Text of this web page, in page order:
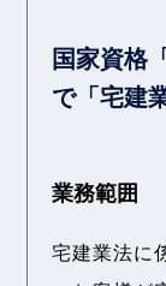
国家資格
で「宅建
業務範囲
宅建業法に